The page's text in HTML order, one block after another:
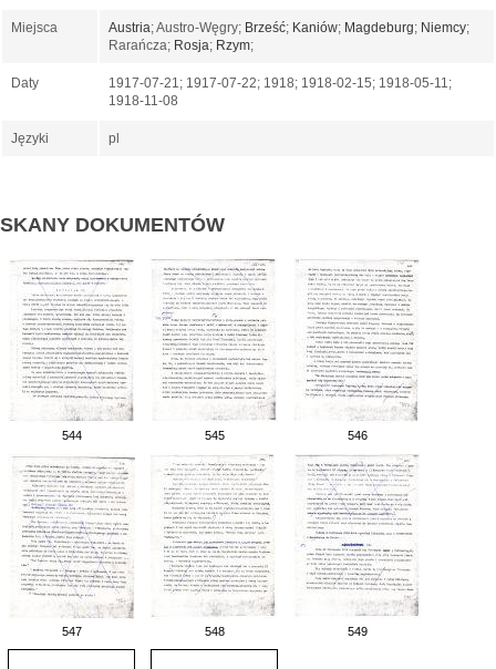
Miejsca Austria; Austro-Węgry; Brześć; Kaniów; Magdeburg; Niemcy;
Rarańcza; Rosja; Rzym;
Daty
1917-07-21; 1917-07-22; 1918; 1918-02-15; 1918-05-11;
1918-11-08
Języki pl
SKANY DOKUMENTÓW
544 545 546
547 548 549